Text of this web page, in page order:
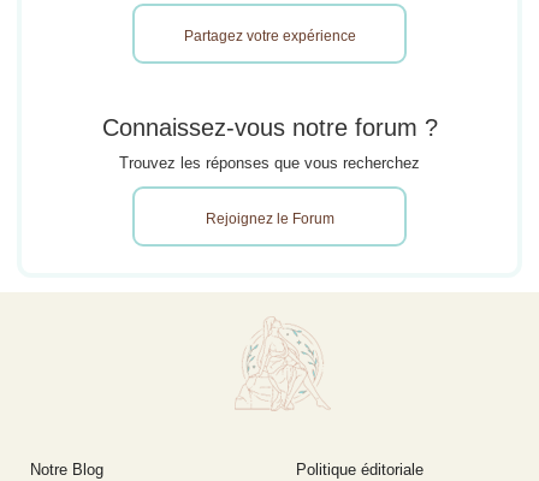
Partagez votre expérience
Connaissez-vous notre forum ?
Trouvez les réponses que vous recherchez
Rejoignez le Forum
Notre Blog Politique éditoriale